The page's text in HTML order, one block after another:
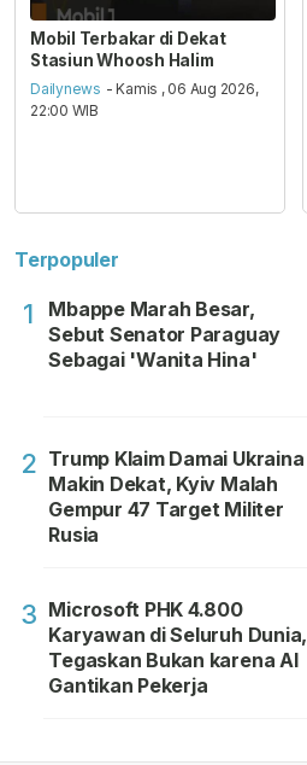
Mobil Terbakar di Dekat
Stasiun Whoosh Halim
Dailynews - Kamis , 06 Aug 2026,
22:00 WIB
Terpopuler
1
Mbappe Marah Besar,
Sebut Senator Paraguay
Sebagai 'Wanita Hina'
2 Trump Klaim Damai Ukraina
Makin Dekat, Kyiv Malah
Gempur 47 Target Militer
Rusia
3 Microsoft PHK 4.800
Karyawan di Seluruh Dunia,
Tegaskan Bukan karena AI
Gantikan Pekerja